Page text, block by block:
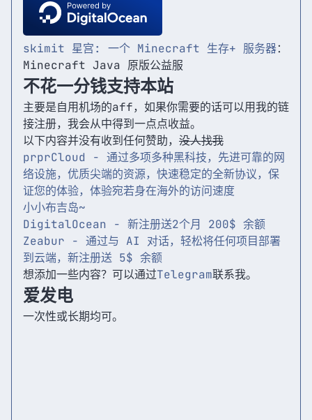
skimit 星宫: 一个 Minecraft 生存+ 服务器：
Minecraft Java 原版公益服
不花一分钱支持本站
主要是自用机场的aff，如果你需要的话可以用我的链
接注册，我会从中得到一点点收益。
以下内容并没有收到任何赞助， 没人找我
prprCloud - 通过多项多种黑科技，先进可靠的网
络设施，优质尖端的资源，快速稳定的全新协议，保
证您的体验，体验宛若身在海外的访问速度
小小布吉岛~
DigitalOcean - 新注册送2个月 200$ 余额
Zeabur - 通过与 AI 对话，轻松将任何项目部署
到云端，新注册送 5$ 余额
想添加一些内容？可以通过Telegram联系我。
爱发电
一次性或长期均可。